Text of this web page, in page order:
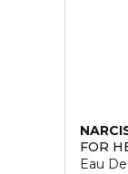
FOR
Eau